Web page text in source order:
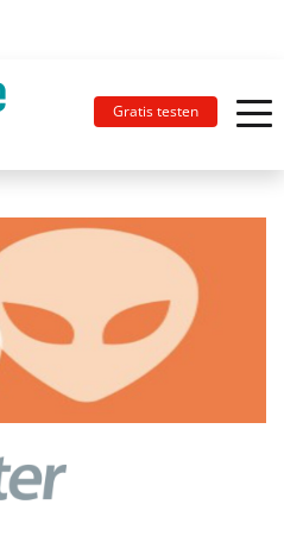
Gratis testen